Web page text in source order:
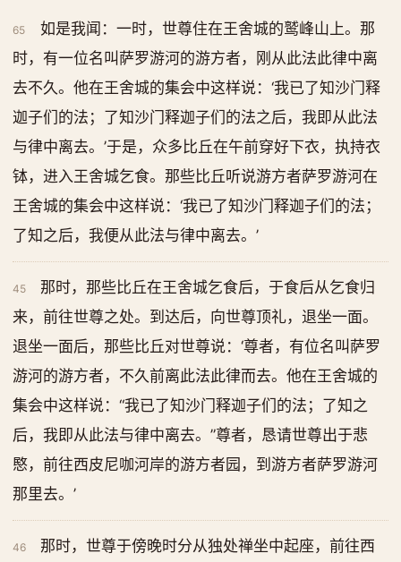
65
如是我闻：一时，世尊住在王舍城的鹫峰山上。那
时，有一位名叫萨罗游河的游方者，刚从此法此律中离
去不久。他在王舍城的集会中这样说：‘我已了知沙门释
迦子们的法；了知沙门释迦子们的法之后，我即从此法
与律中离去。’于是，众多比丘在午前穿好下衣，执持衣
钵，进入王舍城乞食。那些比丘听说游方者萨罗游河在
王舍城的集会中这样说：‘我已了知沙门释迦子们的法；
了知之后，我便从此法与律中离去。’
45
那时，那些比丘在王舍城乞食后，于食后从乞食归
来，前往世尊之处。到达后，向世尊顶礼，退坐一面。
退坐一面后，那些比丘对世尊说：‘尊者，有位名叫萨罗
游河的游方者，不久前离此法此律而去。他在王舍城的
集会中这样说：“我已了知沙门释迦子们的法；了知之
后，我即从此法与律中离去。”尊者，恳请世尊出于悲
愍，前往西皮尼咖河岸的游方者园，到游方者萨罗游河
那里去。’
46
那时，世尊于傍晚时分从独处禅坐中起座，前往西